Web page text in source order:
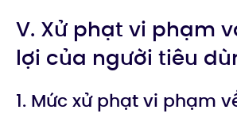
V. Xử phạt vi phạm
lợi của người tiêu
1. Mức xử phạt vi phạm